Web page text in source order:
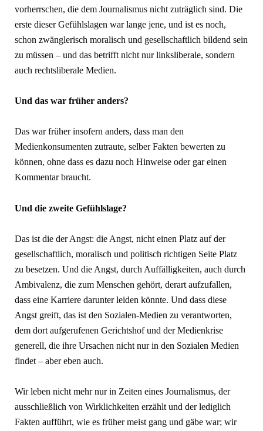
vorherrschen, die dem Journalismus nicht zuträglich sind. Die
erste dieser Gefühlslagen war lange jene, und ist es noch,
schon zwänglerisch moralisch und gesellschaftlich bildend sein
zu müssen – und das betrifft nicht nur linksliberale, sondern
auch rechtsliberale Medien.
Und das war früher anders?
Das war früher insofern anders, dass man den
Medienkonsumenten zutraute, selber Fakten bewerten zu
können, ohne dass es dazu noch Hinweise oder gar einen
Kommentar braucht.
Und die zweite Gefühlslage?
Das ist die der Angst: die Angst, nicht einen Platz auf der
gesellschaftlich, moralisch und politisch richtigen Seite Platz
zu besetzen. Und die Angst, durch Auffälligkeiten, auch durch
Ambivalenz, die zum Menschen gehört, derart aufzufallen,
dass eine Karriere darunter leiden könnte. Und dass diese
Angst greift, das ist den Sozialen-Medien zu verantworten,
dem dort aufgerufenen Gerichtshof und der Medienkrise
generell, die ihre Ursachen nicht nur in den Sozialen Medien
findet – aber eben auch.
Wir leben nicht mehr nur in Zeiten eines Journalismus, der
ausschließlich von Wirklichkeiten erzählt und der lediglich
Fakten aufführt, wie es früher meist gang und gäbe war; wir